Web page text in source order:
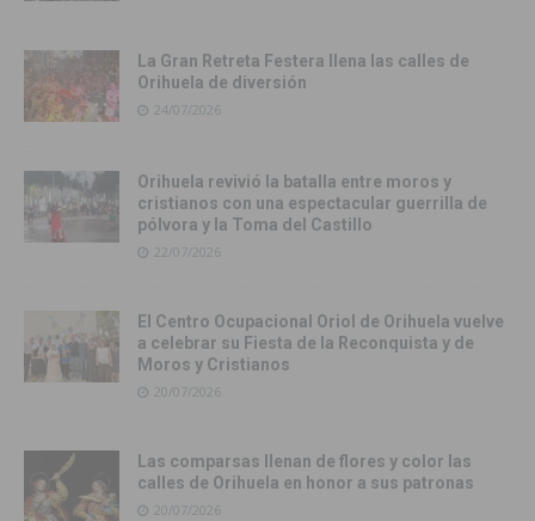
La Gran Retreta Festera llena las calles de
Orihuela de diversión
24/07/2026
Orihuela revivió la batalla entre moros y
cristianos con una espectacular guerrilla de
pólvora y la Toma del Castillo
22/07/2026
El Centro Ocupacional Oriol de Orihuela vuelve
a celebrar su Fiesta de la Reconquista y de
Moros y Cristianos
20/07/2026
Las comparsas llenan de flores y color las
calles de Orihuela en honor a sus patronas
20/07/2026